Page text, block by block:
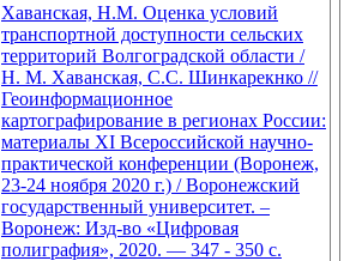
Хаванская, Н.М. Оценка условий
транспортной доступности сельских
территорий Волгоградской области /
Н. М. Хаванская, С.С. Шинкарекнко //
Геоинформационное
картографирование в регионах России:
материалы ХI Всероссийской научно-
практической конференции (Воронеж,
23-24 ноября 2020 г.) / Воронежский
государственный университет. –
Воронеж: Изд-во «Цифровая
полиграфия», 2020. — 347 - 350 с.